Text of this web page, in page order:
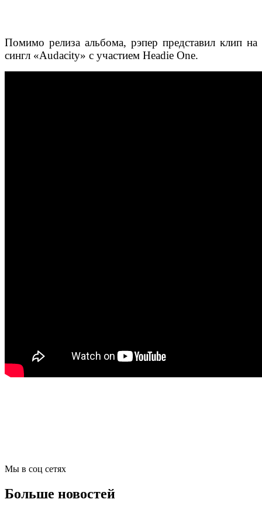
Помимо релиза альбома, рэпер представил клип на
сингл «Audacity» с участием Headie One.
Мы в соц сетях
Больше новостей